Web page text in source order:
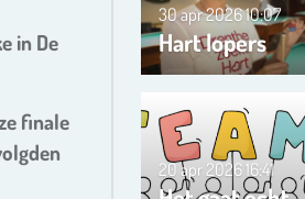
in De
finale
Hart lopers
30 apr 202610:07
20 apr 202616:41